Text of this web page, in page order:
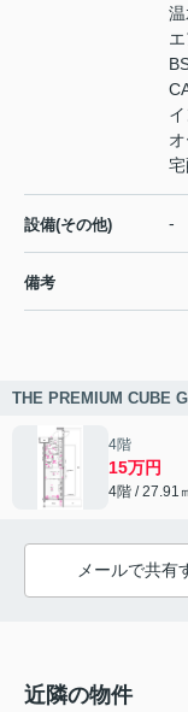
設備(その他) -
備考
THE PREMIUM CUBE
4階
15万円
4階 / 27.91
メールで共有
近隣の物件